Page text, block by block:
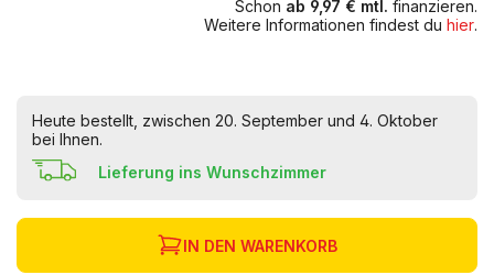
Schon ab 9,97 € mtl. finanzieren.
Weitere Informationen findest du hier.
Heute bestellt, zwischen 20. September und 4. Oktober
bei Ihnen.
Lieferung ins Wunschzimmer
IN DEN WARENKORB